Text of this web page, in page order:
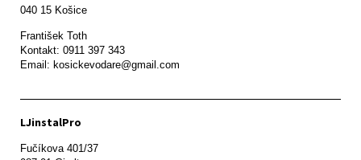
František Toth
Kontakt: 0911 397 343
Email: kosickevodare@gmail.com
LJinstalPro
Fučíkova 401/37